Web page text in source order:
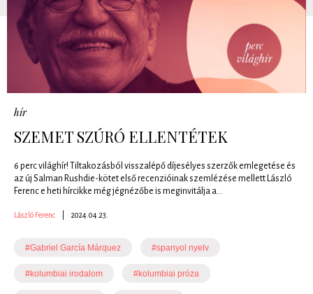
hír
SZEMET SZÚRÓ ELLENTÉTEK
6 perc világhír! Tiltakozásból visszalépő díjesélyes szerzők emlegetése és
az új Salman Rushdie-kötet első recenzióinak szemlézése mellett László
Ferenc e heti hírcikke még jégnézőbe is meginvitálja a...
László Ferenc 2024.04.23.
#Gabriel García Márquez #spanyol nyelv
#kolumbiai irodalom #kolumbiai próza